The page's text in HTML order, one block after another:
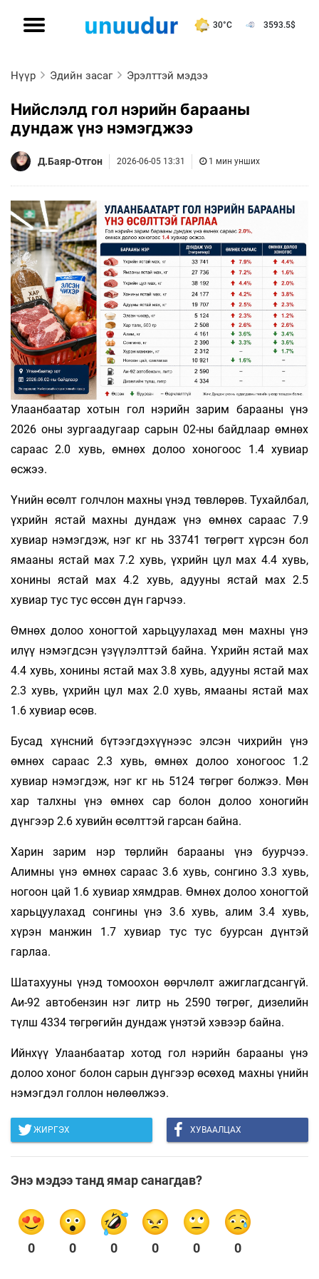
30°C 3593.5$
Нүүр Эдийн засаг Эрэлттэй мэдээ
Нийслэлд гол нэрийн барааны
дундаж үнэ нэмэгджээ
Д.Баяр-Отгон 2026-06-05 13:31 1 мин унших
Улаанбаатар хотын гол нэрийн зарим барааны үнэ
2026 оны зургаадугаар сарын 02-ны байдлаар өмнөх
сараас 2.0 хувь, өмнөх долоо хоногоос 1.4 хувиар
өсжээ.
Үнийн өсөлт голчлон махны үнэд төвлөрөв. Тухайлбал,
үхрийн ястай махны дундаж үнэ өмнөх сараас 7.9
хувиар нэмэгдэж, нэг кг нь 33741 төгрөгт хүрсэн бол
ямааны ястай мах 7.2 хувь, үхрийн цул мах 4.4 хувь,
хонины ястай мах 4.2 хувь, адууны ястай мах 2.5
хувиар тус тус өссөн дүн гарчээ.
Өмнөх долоо хоногтой харьцуулахад мөн махны үнэ
илүү нэмэгдсэн үзүүлэлттэй байна. Үхрийн ястай мах
4.4 хувь, хонины ястай мах 3.8 хувь, адууны ястай мах
2.3 хувь, үхрийн цул мах 2.0 хувь, ямааны ястай мах
1.6 хувиар өсөв.
Бусад хүнсний бүтээгдэхүүнээс элсэн чихрийн үнэ
өмнөх сараас 2.3 хувь, өмнөх долоо хоногоос 1.2
хувиар нэмэгдэж, нэг кг нь 5124 төгрөг болжээ. Мөн
хар талхны үнэ өмнөх сар болон долоо хоногийн
дүнгээр 2.6 хувийн өсөлттэй гарсан байна.
Харин зарим нэр төрлийн барааны үнэ буурчээ.
Алимны үнэ өмнөх сараас 3.6 хувь, сонгино 3.3 хувь,
ногоон цай 1.6 хувиар хямдрав. Өмнөх долоо хоногтой
харьцуулахад сонгины үнэ 3.6 хувь, алим 3.4 хувь,
хүрэн манжин 1.7 хувиар тус тус буурсан дүнтэй
гарлаа.
Шатахууны үнэд томоохон өөрчлөлт ажиглагдсангүй.
Аи-92 автобензин нэг литр нь 2590 төгрөг, дизелийн
түлш 4334 төгрөгийн дундаж үнэтэй хэвээр байна.
Ийнхүү Улаанбаатар хотод гол нэрийн барааны үнэ
долоо хоног болон сарын дүнгээр өсөхөд махны үнийн
нэмэгдэл голлон нөлөөлжээ.
ЖИРГЭХ ХУВААЛЦАХ
Энэ мэдээ танд ямар санагдав?
0 0 0 0 0 0